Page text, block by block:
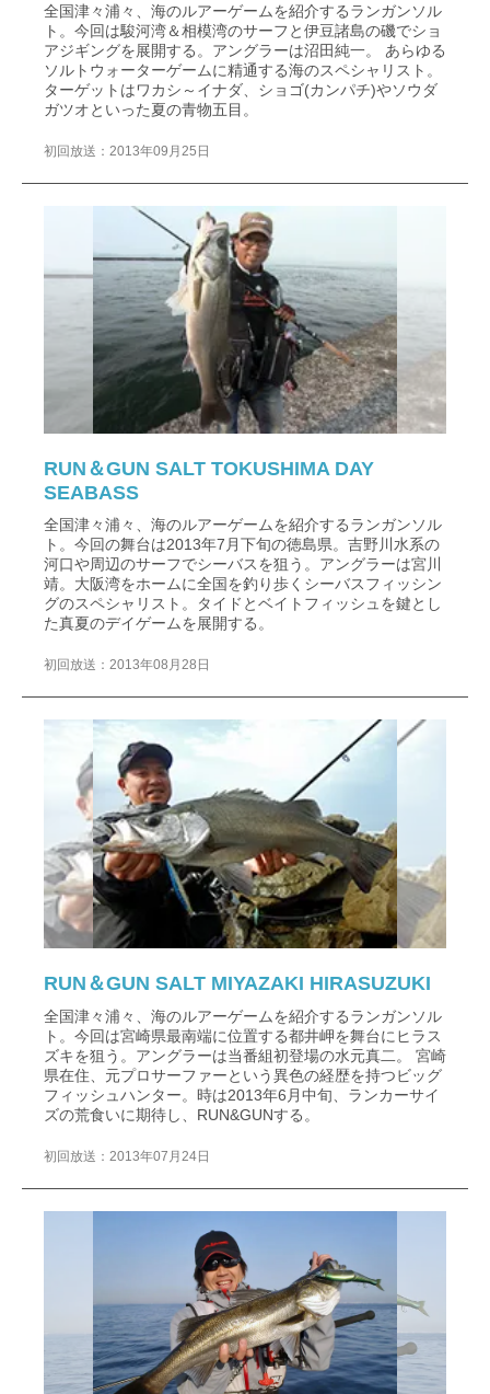
全国津々浦々、海のルアーゲームを紹介するランガンソル
ト。今回は駿河湾＆相模湾のサーフと伊豆諸島の磯でショ
アジギングを展開する。アングラーは沼田純一。 あらゆる
ソルトウォーターゲームに精通する海のスペシャリスト。
ターゲットはワカシ～イナダ、ショゴ(カンパチ)やソウダ
ガツオといった夏の青物五目。
初回放送：2013年09月25日
RUN＆GUN SALT TOKUSHIMA DAY
SEABASS
全国津々浦々、海のルアーゲームを紹介するランガンソル
ト。今回の舞台は2013年7月下旬の徳島県。吉野川水系の
河口や周辺のサーフでシーバスを狙う。アングラーは宮川
靖。大阪湾をホームに全国を釣り歩くシーバスフィッシン
グのスペシャリスト。タイドとベイトフィッシュを鍵とし
た真夏のデイゲームを展開する。
初回放送：2013年08月28日
RUN＆GUN SALT MIYAZAKI HIRASUZUKI
全国津々浦々、海のルアーゲームを紹介するランガンソル
ト。今回は宮崎県最南端に位置する都井岬を舞台にヒラス
ズキを狙う。アングラーは当番組初登場の水元真二。 宮崎
県在住、元プロサーファーという異色の経歴を持つビッグ
フィッシュハンター。時は2013年6月中旬、ランカーサイ
ズの荒食いに期待し、RUN&GUNする。
初回放送：2013年07月24日